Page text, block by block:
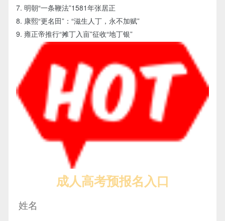
7. 明朝“一条鞭法”1581年张居正
8. 康熙“更名田”：“滋生人丁，永不加赋”
9. 雍正帝推行“摊丁入亩”征收“地丁银”
成人高考预报名入口